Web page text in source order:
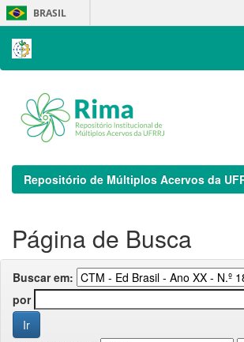
Skip
navigation
BRASIL
Repositório de Múltiplos Acervos da
Página de Busca
Buscar em:
por